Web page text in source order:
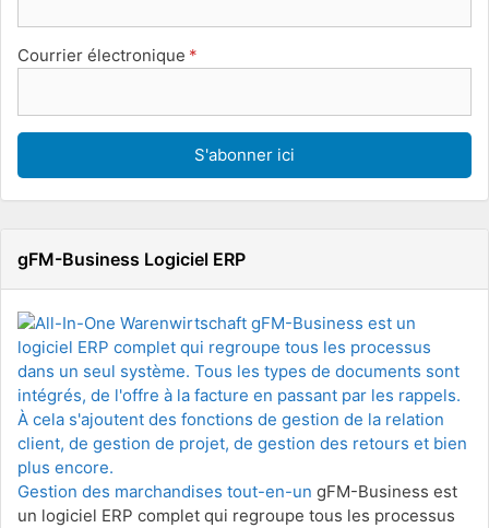
Courrier électronique
gFM-Business Logiciel ERP
Gestion des marchandises tout-en-un gFM-Business est
un logiciel ERP complet qui regroupe tous les processus